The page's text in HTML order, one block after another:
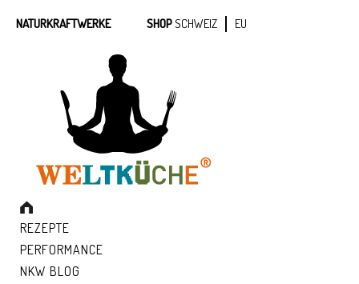
NATURKRAFTWERKE SHOPSCHWEIZ EU
REZEPTE
PERFORMANCE
NKW BLOG